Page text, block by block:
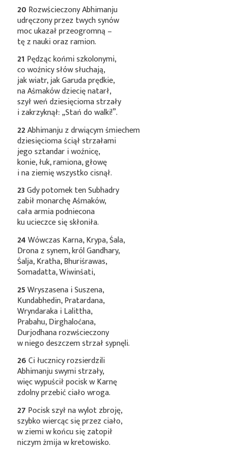
20Rozwścieczony Abhimanju
udręczony przez twych synów
moc ukazał przeogromną –
tę z nauki oraz ramion.
21 Pędząc końmi szkolonymi,
co woźnicy słów słuchają,
jak wiatr, jak Garuda prędkie,
na Aśmaków dziecię natarł,
szył weń dziesięcioma strzały
i zakrzyknął: „Stań do walki!”.
22Abhimanju z drwiącym śmiechem
dziesięcioma ściął strzałami
jego sztandar i woźnicę,
konie, łuk, ramiona, głowę
i na ziemię wszystko cisnął.
23Gdy potomek ten Subhadry
zabił monarchę Aśmaków,
cała armia podniecona
ku ucieczce się skłoniła.
24Wówczas Karna, Krypa, Śala,
Drona z synem, król Gandhary,
Śalja, Kratha, Bhuriśrawas,
Somadatta, Wiwinśati,
25Wryszasena i Suszena,
Kundabhedin, Pratardana,
Wryndaraka i Lalittha,
Prabahu, Dirghaloćana,
Durjodhana rozwścieczony
w niego deszczem strzał sypnęli.
26Ci łucznicy rozsierdzili
Abhimanju swymi strzały,
więc wypuścił pocisk w Karnę
zdolny przebić ciało wroga.
27 Pocisk szył na wylot zbroję,
szybko wiercąc się przez ciało,
w ziemi w końcu się zatopił
niczym żmija w kretowisko.